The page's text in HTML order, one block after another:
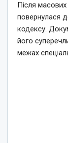
Після
повернулася
кодексу.
його
межах